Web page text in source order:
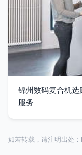
锦州数码复合机
服务
如若转载，请注明出处